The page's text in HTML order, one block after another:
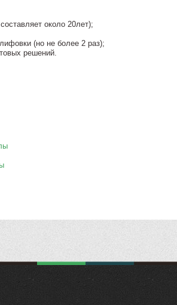
около 20лет);
(но не более 2 раз);
решений.